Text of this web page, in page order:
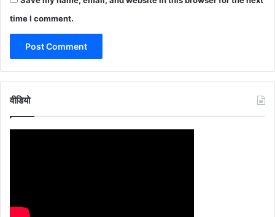
time I comment.
वीडियो